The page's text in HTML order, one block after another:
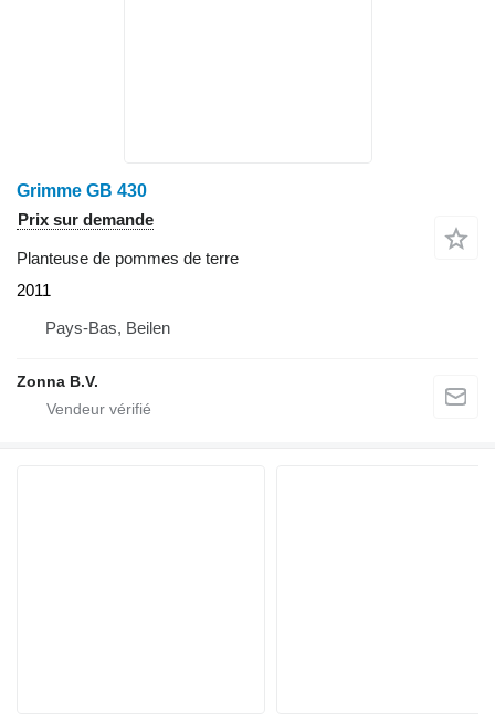
Grimme GB 430
Prix sur demande
Planteuse de pommes de terre
2011
Pays-Bas, Beilen
Zonna B.V.